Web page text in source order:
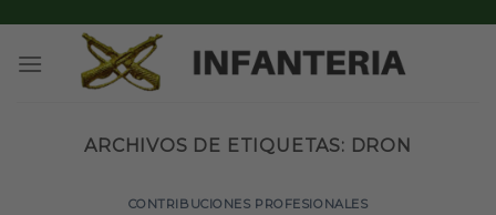
content
ARCHIVOS DE ETIQUETAS: DRON
CONTRIBUCIONES PROFESIONALES